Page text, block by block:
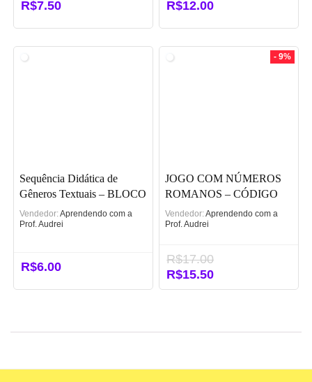
R$7.50 R$12.00
Sequência Didática de
Gêneros Textuais – BLOCO
5 – Gêneros do Cotidiano.
Vendedor:Aprendendo com a
Prof. Audrei
R$6.00
- 9%
JOGO COM NÚMEROS
ROMANOS – CÓDIGO
SECRETO DOS
CÉSARES
Vendedor:Aprendendo com a
Prof. Audrei
R$17.00
O
preço
R$17.00.
R$15.50O
preço
R$15.50.